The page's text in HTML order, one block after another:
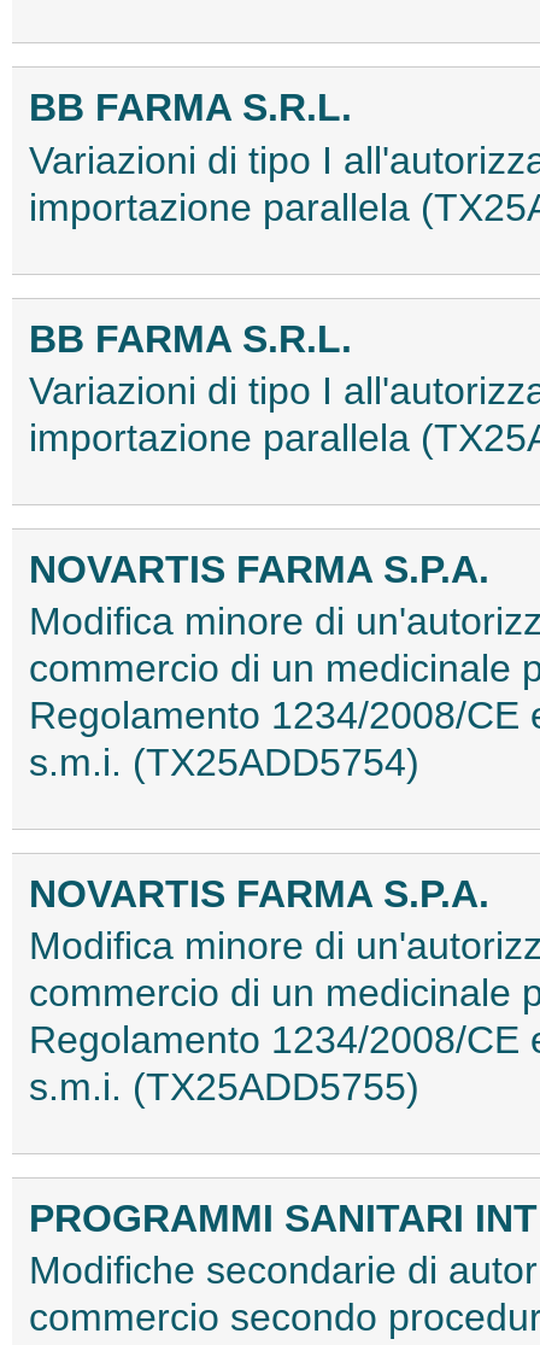
BB FARMA S.R.L.
Variazioni di tipo I
importazione parallela
BB FARMA S.R.L.
Variazioni di tipo I
importazione parallela
NOVARTIS FARMA S.P.A.
Modifica minore di
commercio di un medicinale
Regolamento 1234/2008/
s.m.i. (TX25ADD5754)
NOVARTIS FARMA S.P.A.
Modifica minore di
commercio di un medicinale
Regolamento 1234/2008/
s.m.i. (TX25ADD5755)
PROGRAMMI SANITARI
Modifiche secondarie di
commercio secondo